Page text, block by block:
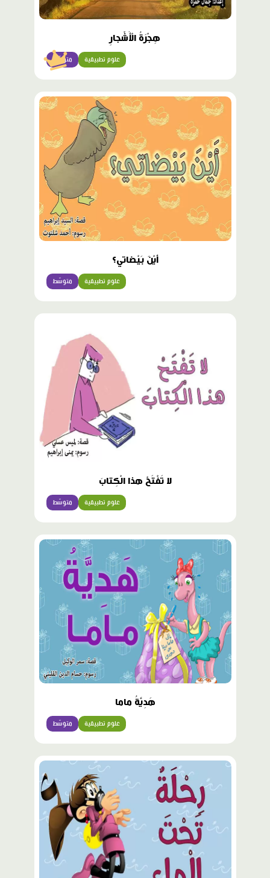
هِجْرَةُ الْأَشْجارِ
متوسّط علوم تطبيقية
أَيْنَ بَيْضاتي؟
متوسّط علوم تطبيقية
لا تَفْتَحْ هذا الْكِتابَ
متوسّط علوم تطبيقية
هَدِيَّةُ ماما
متوسّط علوم تطبيقية